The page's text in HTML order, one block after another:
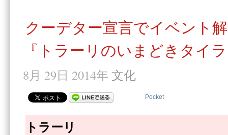
クーデター宣言でイベント
『トラーリのいまどきタイ
8月 29日 2014年 文化
Pocket
トラーリ